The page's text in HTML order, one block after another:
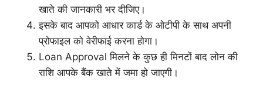
खाते की जानकारी भर दीजिए।
इसके बाद आपको आधार कार्ड के ओटीपी के साथ अपनी
प्रोफाइल को वेरीफाई करना होगा।
Loan Approval मिलने के कुछ ही मिनटों बाद लोन की
राशि आपके बैंक खाते में जमा हो जाएगी।